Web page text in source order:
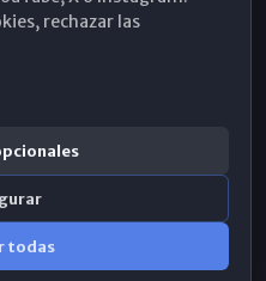
rechazar las
todas